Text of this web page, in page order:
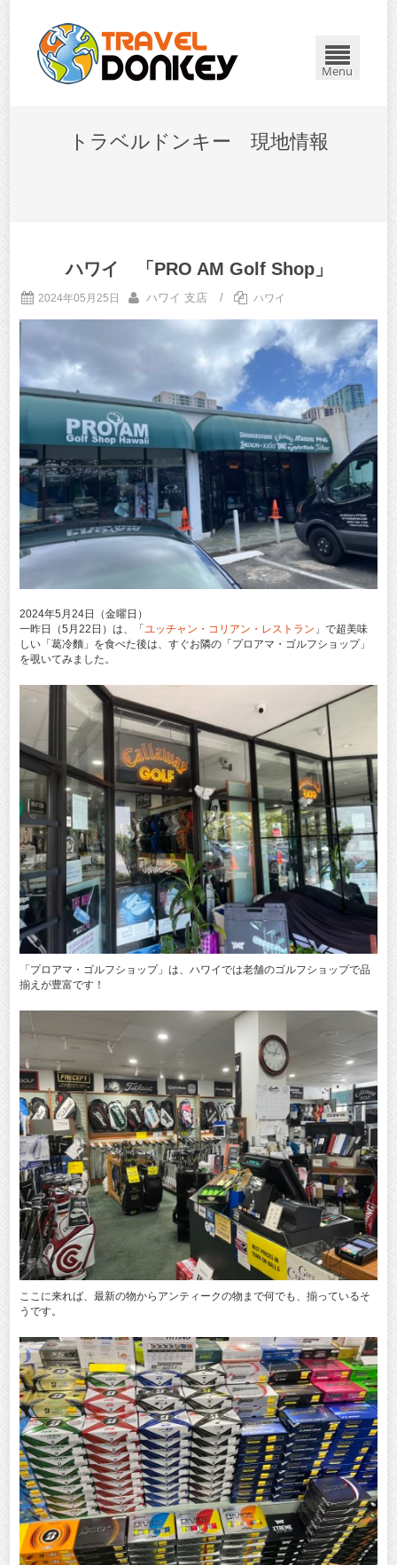
Menu
トラベルドンキー 現地情報
ハワイ 「PRO AM Golf Shop」
2024年05月25日 ハワイ 支店 / ハワイ
2024年5月24日（金曜日）
一昨日（5月22日）は、「 ユッチャン・コリアン・レストラン 」で超美味
しい「葛冷麵」を食べた後は、すぐお隣の「プロアマ・ゴルフショップ」
を覗いてみました。
「プロアマ・ゴルフショップ」は、ハワイでは老舗のゴルフショップで品
揃えが豊富です！
ここに来れば、最新の物からアンティークの物まで何でも、揃っているそ
うです。